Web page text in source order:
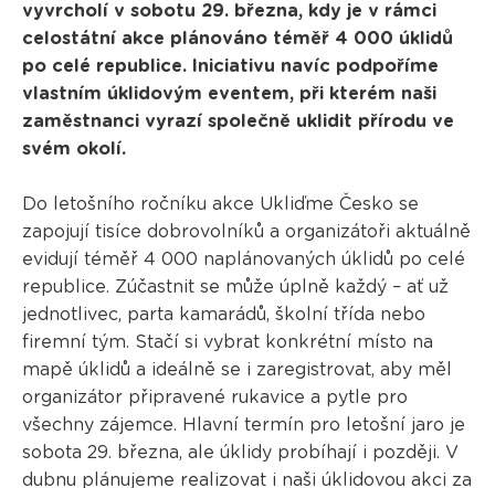
vyvrcholí v sobotu 29. března, kdy je v rámci
celostátní akce plánováno téměř 4 000 úklidů
po celé republice. Iniciativu navíc podpoříme
vlastním úklidovým eventem, při kterém naši
zaměstnanci vyrazí společně uklidit přírodu ve
svém okolí.
Do letošního ročníku akce Ukliďme Česko se
zapojují tisíce dobrovolníků a organizátoři aktuálně
evidují téměř 4 000 naplánovaných úklidů po celé
republice. Zúčastnit se může úplně každý – ať už
jednotlivec, parta kamarádů, školní třída nebo
firemní tým. Stačí si vybrat konkrétní místo na
mapě úklidů a ideálně se i zaregistrovat, aby měl
organizátor připravené rukavice a pytle pro
všechny zájemce. Hlavní termín pro letošní jaro je
sobota 29. března, ale úklidy probíhají i později. V
dubnu plánujeme realizovat i naši úklidovou akci za